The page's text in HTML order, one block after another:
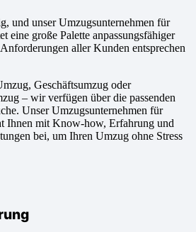
und unser Umzugsunternehmen für
eine große Palette anpassungsfähiger
aller Kunden entsprechen
Geschäftsumzug oder
– wir verfügen über die passenden
Unser Umzugsunternehmen für
Ihnen mit Know-how, Erfahrung und
bei, um Ihren Umzug ohne Stress